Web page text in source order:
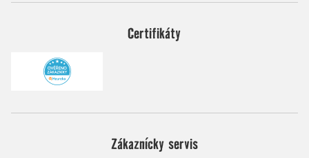
Certifikáty
Zákaznícky servis